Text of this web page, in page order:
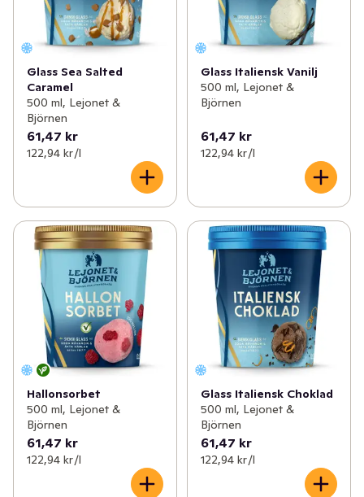
Glass Sea Salted
Caramel
500 ml, Lejonet &
Björnen
61,47 kr
122,94 kr /l
Glass Italiensk Vanilj
500 ml, Lejonet &
Björnen
61,47 kr
122,94 kr /l
Hallonsorbet
500 ml, Lejonet &
Björnen
61,47 kr
122,94 kr /l
Glass Italiensk Choklad
500 ml, Lejonet &
Björnen
61,47 kr
122,94 kr /l